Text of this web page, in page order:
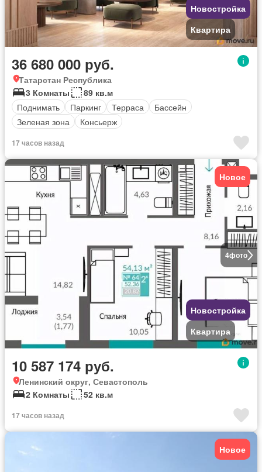
Новостройка
Квартира
36 680 000 руб.
Татарстан Республика
3 Комнаты
89 кв.м
Поднимать
Паркинг Терраса
Бассейн
Зеленая зона
Консьерж
17 часов назад
4фото
Новое
Новостройка
Квартира
10 587 174 руб.
Ленинский округ, Севастополь
2 Комнаты
52 кв.м
17 часов назад
Новое